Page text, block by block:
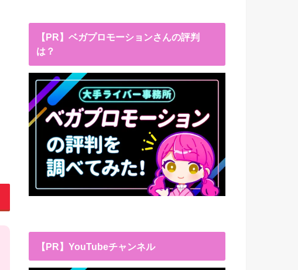
【PR】ベガプロモーションさんの評判
は？
【PR】YouTubeチャンネル